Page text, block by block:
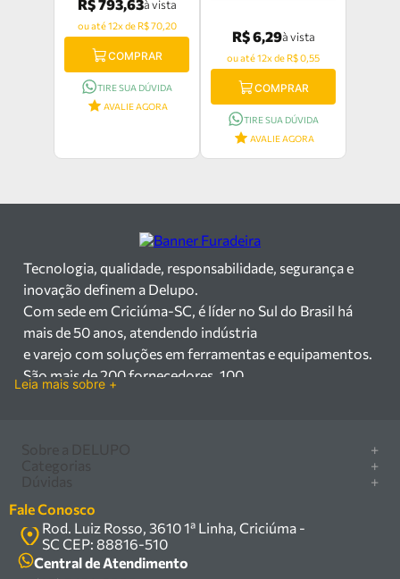
R$ 793,63à vista
ou até 12x de R$ 70,20
COMPRAR
TIRE SUA DÚVIDA
AVALIE AGORA
28.98.406.000
R$ 6,29à vista
ou até 12x de R$ 0,55
COMPRAR
TIRE SUA DÚVIDA
AVALIE AGORA
Tecnologia, qualidade, responsabilidade, segurança e
inovação definem a Delupo.
Com sede em Criciúma-SC, é líder no Sul do Brasil há
mais de 50 anos, atendendo indústria
e varejo com soluções em ferramentas e equipamentos.
São mais de 200 fornecedores, 100
equipamentos industriais no Sul do Brasil. Com sede em
Criciúma – SC, atendemos os
setores industrial e varejista com um amplo portfólio de
produtos à pronta entrega.
Trabalhamos com mais de 200 fornecedores parceiros e
Leia mais sobre +
+
Marcas
Política de privacidade
Política de entrega
+
Serra circular
Compressor
Caixa Organizadora
+
Como comprar
Central de ajuda
Troca, devolução e garantia
Fale Conosco
Rod. Luiz Rosso, 3610 1ª Linha, Criciúma -
SC CEP: 88816-510
Central de Atendimento